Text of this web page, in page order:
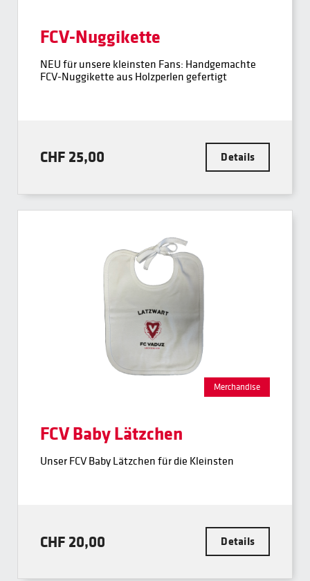
FCV-Nuggikette
NEU für unsere kleinsten Fans: Handgemachte
FCV-Nuggikette aus Holzperlen gefertigt
CHF 25,00 Details
Merchandise
FCV Baby Lätzchen
Unser FCV Baby Lätzchen für die Kleinsten
CHF 20,00 Details